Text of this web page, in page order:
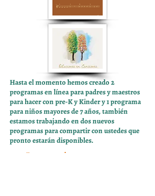
Hasta el momento hemos creado 2
programas en línea para padres y maestros
para hacer con pre-K y Kinder y 1 programa
para niños mayores de 7 años, también
estamos trabajando en dos nuevos
programas para compartir con ustedes que
pronto estarán disponibles.
Encuentra todos nuestros programas